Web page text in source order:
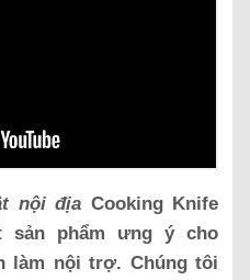
nội địa Cooking Knife
sản phẩm ưng ý cho
làm nội trợ. Chúng tôi